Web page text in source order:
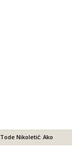
Tode Nikoletić: Ako